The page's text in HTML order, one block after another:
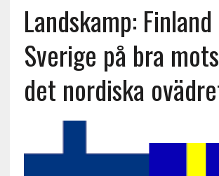
Landskamp:
Sverige på bra
det nordiska